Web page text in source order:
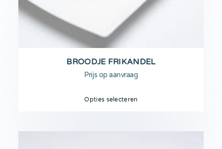
BROODJE FRIKANDEL
Prijs op aanvraag
Opties selecteren